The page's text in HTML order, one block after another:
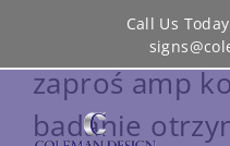
to
content
Call Us
Nowy muzyk
zaproś amp
badanie